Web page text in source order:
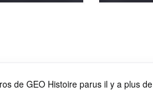
de GEO Histoire parus il y a plus